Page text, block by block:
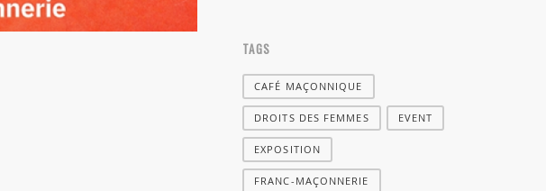
TAGS
CAFÉ MAÇONNIQUE
DROITS DES FEMMES EVENT
EXPOSITION
FRANC-MAÇONNERIE